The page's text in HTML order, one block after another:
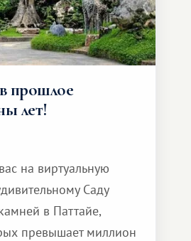
прошлое
лет!
на виртуальную
Саду
в Паттайе,
превышает миллион